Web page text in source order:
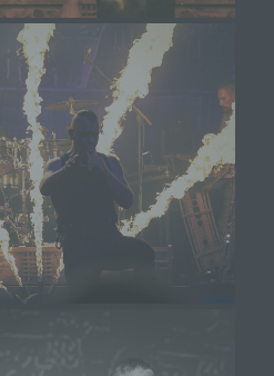
(2) die Inhalte
die Werbung für diese
Systeme und der
zu gewährleisten
im Falle
zur Strafverfolgung
bereitzustellen. Diese
und Informationen
einerseits statistisch und
den Datenschutz
in unserem Unternehmen
ein optimales
Logfiles werden